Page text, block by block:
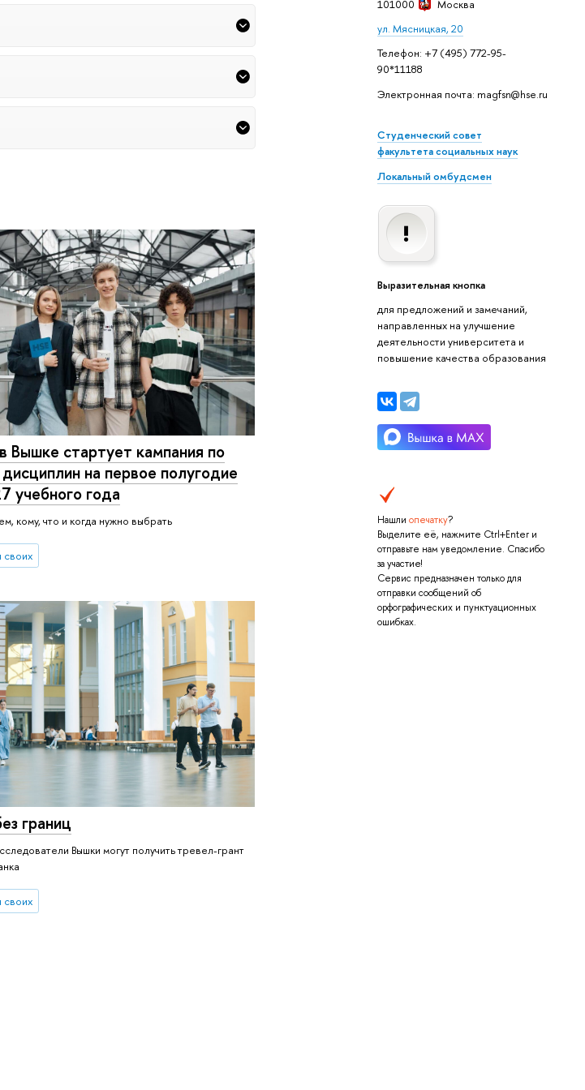
101000
Москва
ул. Мясницкая, 20
Телефон: +7 (495) 772-95-
90*11188
Электронная почта: magfsn@hse.ru
Студенческий совет
факультета социальных наук
Локальный омбудсмен
Выразительная кнопка
для предложений и замечаний,
направленных на улучшение
деятельности университета и
повышение качества образования
Нашли опечатку?
Выделите её, нажмите Ctrl+Enter и
отправьте нам уведомление. Спасибо
за участие!
Сервис предназначен только для
отправки сообщений об
орфографических и пунктуационных
ошибках.
Вышке стартует кампания по
на первое полугодие
учебного года
кому, что и когда нужно выбрать
своих
границ
Вышки могут получить тревел-грант
своих